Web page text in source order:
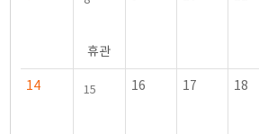
휴관
14 15 16 17 18